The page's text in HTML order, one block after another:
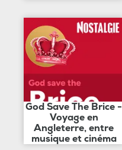
God Save The Brice -
Voyage en
Angleterre, entre
musique et cinéma